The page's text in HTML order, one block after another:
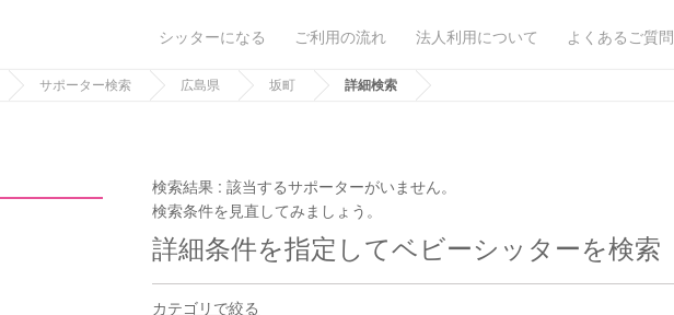
シッターになる ご利用の流れ 法人利用について よくあるご質問
サポーター検索 広島県 坂町 詳細検索
検索結果 :該当するサポーターがいません。
検索条件を見直してみましょう。
詳細条件を指定してベビーシッターを検索
カテゴリで絞る